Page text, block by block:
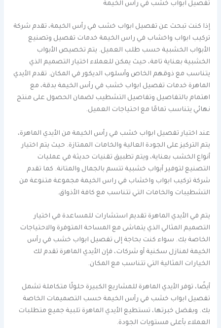
تفصيل ابواب خشب في رأس الخيمة
إذا كنت تبحث عن تفصيل ابواب خشب في رأس الخيمة، تقدم شركة
تركيب ابواب واخشاب في راس الخيمة خدمات تفصيل وتصنيع
الأبواب الخشبية حسب طلب العميل. يتم تخصيص الأبواب
الخشبية بعناية تامة، حيث يمكن للعملاء اختيار التصميم الذي
يتناسب مع ذوقهم الخاص وأسلوب الديكور في المكان. تقدم الأيدي
الماهرة خدمات تفصيل ابواب خشب في رأس الخيمة بدقة، مع
اهتمام بالتفاصيل وتفاصيل التشطيب لضمان الحصول على منتج
نهائي يتناسب تمامًا مع احتياجات العميل.
عند اختيار تفصيل ابواب خشب في رأس الخيمة من الأيدي الماهرة،
يتم التركيز على الجودة العالية والخامات الممتازة. حيث يتم اختيار
أنواع الخشب بعناية، ويتم تطبيق تقنيات حديثة في عمليات
التصنيع لتوفير أبواب خشبية تتسم بالجمال والمتانة. كما تقدم
شركة تركيب ابواب واخشاب في راس الخيمة مجموعة متنوعة من
التشطيبات والخامات التي تتناسب مع كافة الأذواق.
يتم في الأيدي الماهرة تقديم استشارات للمساعدة في اختيار
التصميم المثالي الذي يتماشى مع المساحة المتوفرة والاحتياجات
الخاصة بك. سواء كنت بحاجة إلى تفصيل ابواب خشب في رأس
الخيمة لمنازل سكنية أو شركات، فإن الأيدي الماهرة تقدم لك
الخيارات المثالية التي تتناسب مع المكان.
أيضًا، توفر الأيدي الماهرة للمشاريع الكبيرة حلولًا متكاملة تشمل
تفصيل ابواب خشب في رأس الخيمة حسب التصميمات الخاصة
بك. وبفضل خبرتها، تستطيع الأيدي الماهرة تلبية جميع متطلبات
العملاء بأعلى مستويات الجودة.